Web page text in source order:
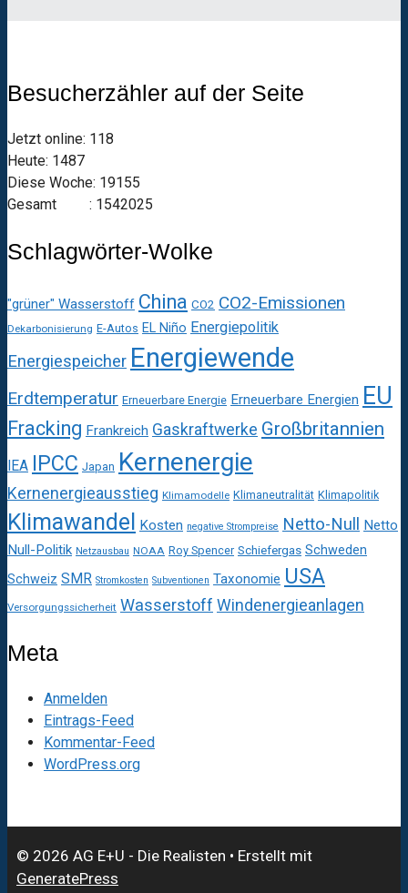
Besucherzähler auf der Seite
Jetzt online: 118
Heute: 1487
Diese Woche: 19155
Gesamt : 1542025
Schlagwörter-Wolke
"grüner" Wasserstoff China CO2 CO2-Emissionen
Dekarbonisierung E-Autos EL Niño Energiepolitik
Energiespeicher Energiewende
Erdtemperatur Erneuerbare Energie Erneuerbare Energien EU
Fracking Frankreich Gaskraftwerke Großbritannien
IEA IPCC Japan Kernenergie
Kernenergieausstieg Klimamodelle Klimaneutralität Klimapolitik
Klimawandel Kosten negative Strompreise Netto-Null
Netto
Null-Politik Netzausbau NOAA Roy Spencer Schiefergas Schweden
Schweiz SMR Stromkosten Subventionen Taxonomie USA
Versorgungssicherheit Wasserstoff Windenergieanlagen
Meta
Anmelden
Eintrags-Feed
Kommentar-Feed
WordPress.org
© 2026 AG E+U - Die Realisten • Erstellt mit
GeneratePress